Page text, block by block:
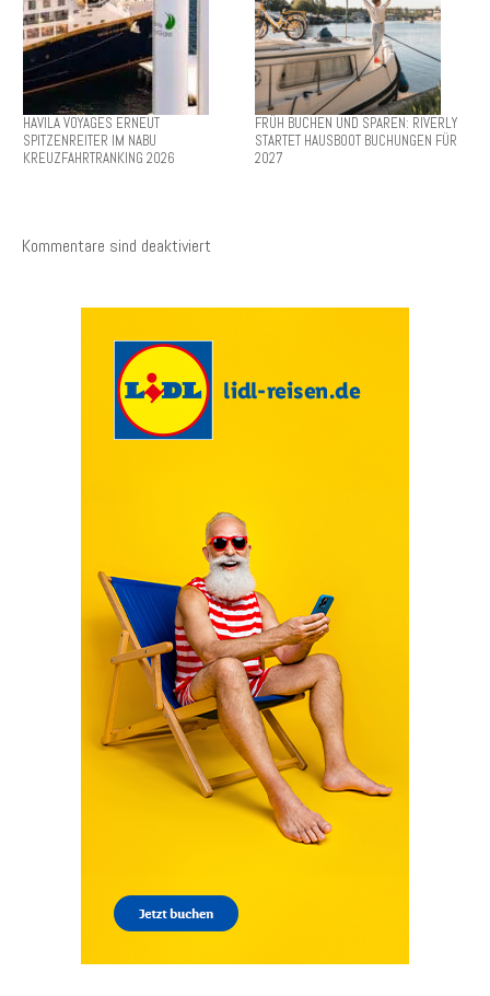
HAVILA VOYAGES ERNEUT
SPITZENREITER IM NABU
KREUZFAHRTRANKING 2026
FRÜH BUCHEN UND SPAREN: RIVERLY
STARTET HAUSBOOT BUCHUNGEN FÜR
2027
Kommentare sind deaktiviert